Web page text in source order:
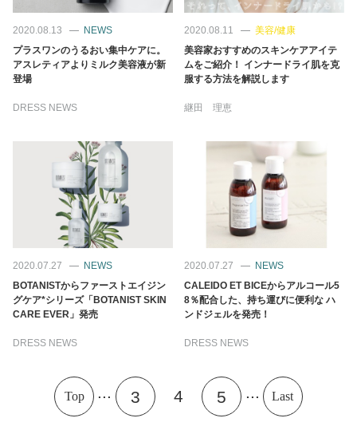
2020.08.13
NEWS
プラスワンのうるおい集中ケアに。
アスレティアよりミルク美容液が新
登場
DRESS NEWS
2020.08.11
美容/健康
美容家おすすめのスキンケアアイテ
ムをご紹介！ インナードライ肌を克
服する方法を解説します
継田 理恵
2020.07.27
NEWS
BOTANISTからファーストエイジン
グケア*シリーズ「BOTANIST SKIN
CARE EVER」発売
DRESS NEWS
2020.07.27
NEWS
CALEIDO ET BICEからアルコール5
8％配合した、持ち運びに便利な ハ
ンドジェルを発売！
DRESS NEWS
Top ... 3 4 5 ... Last